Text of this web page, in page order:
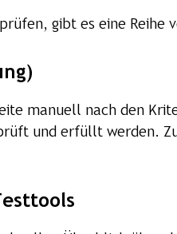
gibt es eine Reihe
manuell nach den
und erfüllt werden.